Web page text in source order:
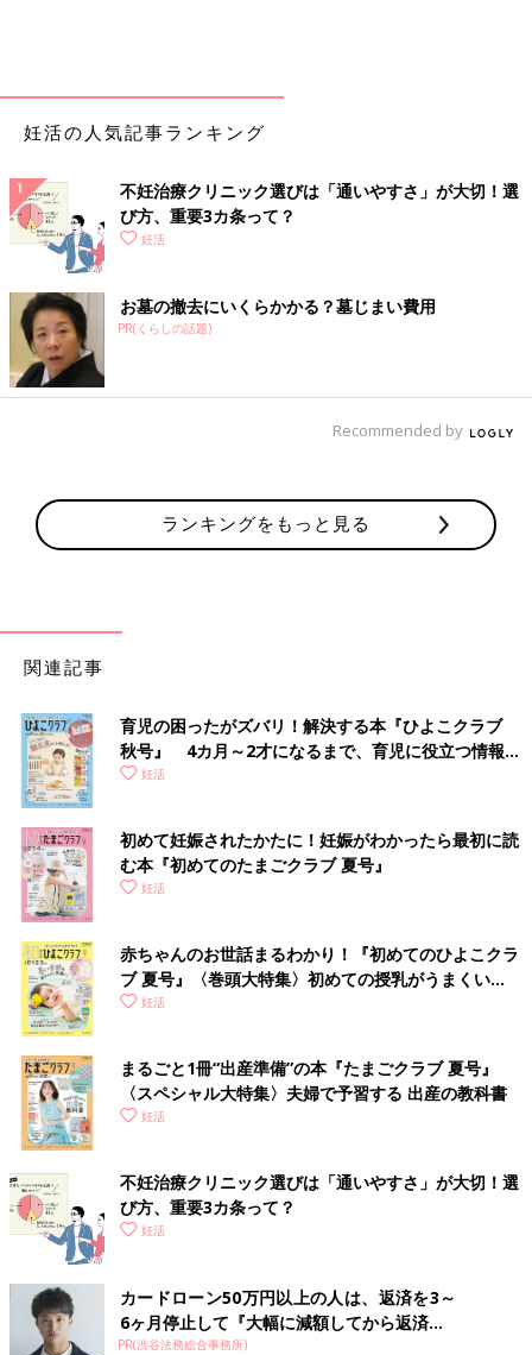
妊活の人気記事ランキング
不妊治療クリニック選びは「通いやすさ」が大切！選
び方、重要3カ条って？
妊活
お墓の撤去にいくらかかる？墓じまい費用
PR(くらしの話題)
Recommended by
ランキングをもっと見る
関連記事
育児の困ったがズバリ！解決する本『ひよこクラブ
秋号』 4カ月～2才になるまで、育児に役立つ情報が
いっぱい！
妊活
初めて妊娠されたかたに！妊娠がわかったら最初に読
む本『初めてのたまごクラブ 夏号』
妊活
赤ちゃんのお世話まるわかり！『初めてのひよこクラ
ブ 夏号』〈巻頭大特集〉初めての授乳がうまくい
く！ おっぱい・ミルクの基本と夏のトラブル 解決テ
妊活
まるごと1冊“出産準備”の本『たまごクラブ 夏号』
〈スペシャル大特集〉夫婦で予習する 出産の教科書
妊活
不妊治療クリニック選びは「通いやすさ」が大切！選
び方、重要3カ条って？
妊活
カードローン50万円以上の人は、返済を3～
6ヶ月停止して『大幅に減額してから返済...
PR(渋谷法務総合事務所)